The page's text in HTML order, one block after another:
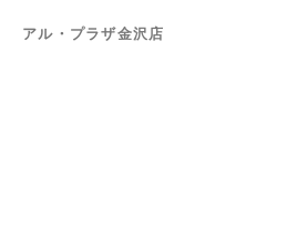
アル・プラザ金沢店